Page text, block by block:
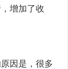
增加了收
因是，很多